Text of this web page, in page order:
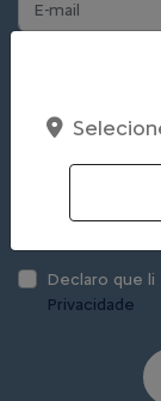
Preferência
Declaro que
Privacidade